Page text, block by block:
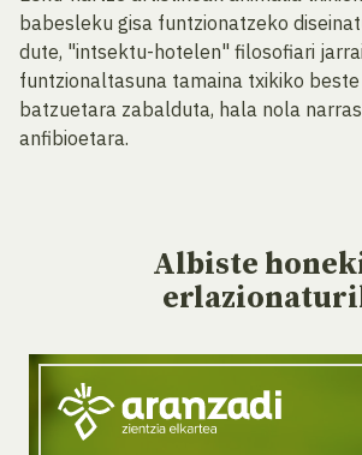
babesleku gisa funtzionatzeko
dute, "intsektu-hotelen" filosofiari
funtzionaltasuna tamaina txikiko
batzuetara zabalduta, hala nola
anfibioetara.
Albiste